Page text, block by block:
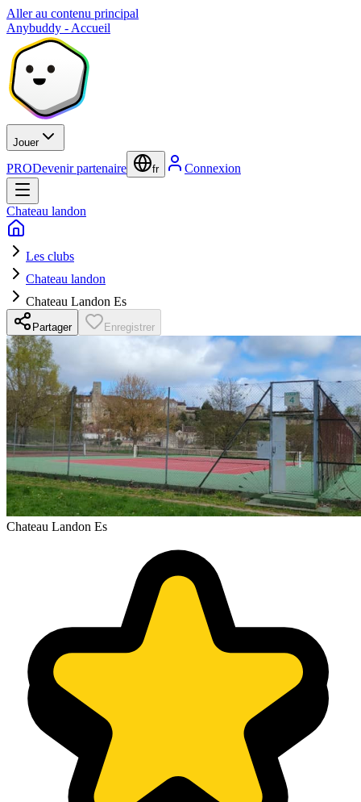
Aller au contenu principal
Anybuddy - Accueil
Jouer
PRODevenir partenaire fr Connexion
Chateau landon
Les clubs
Chateau landon
Chateau Landon Es
Partager Enregistrer
Chateau Landon Es